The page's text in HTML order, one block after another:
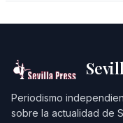
Periodismo
sobre la actualidad de